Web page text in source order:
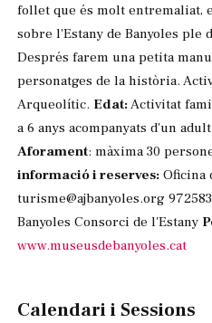
follet que és molt entremaliat,
sobre l'Estany de Banyoles ple
Després farem una petita
personatges de la història.
Arqueolític. Edat:Activitat
a 6 anys acompanyats d'un
Aforament: màxima 30
informació i reserves: Oficina
turisme@ajbanyoles.org
Banyoles Consorci de l'Estany
www.museusdebanyoles.cat
Calendari i Sessions